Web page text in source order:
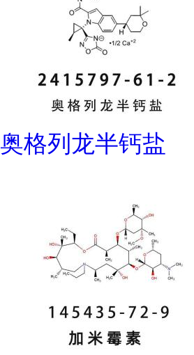
奥格列龙半钙盐